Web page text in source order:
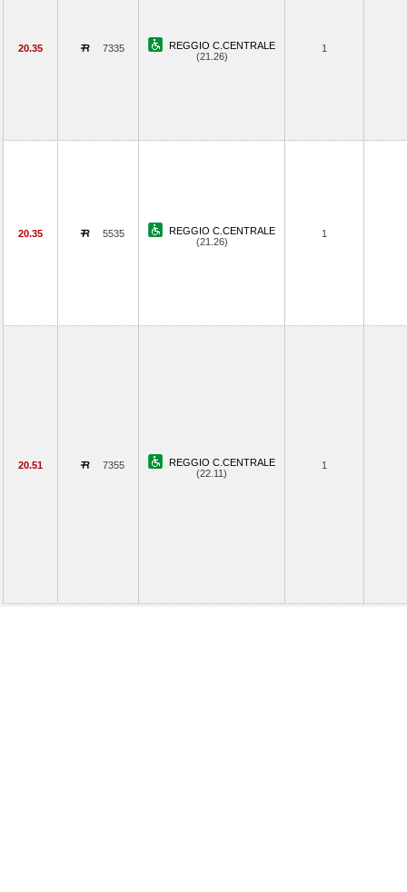
20.35 7335
REGGIO C.CENTRALE
(21.26)
1
20.35 5535
REGGIO C.CENTRALE
(21.26)
1
20.51 7355
REGGIO C.CENTRALE
(22.11)
1